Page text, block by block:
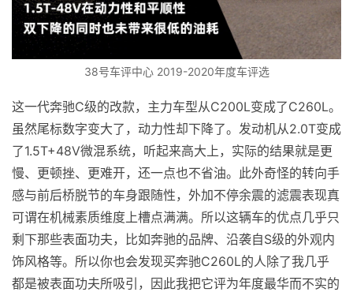
38号车评中心 2019-2020年度车评选
这一代奔驰C级的改款，主力车型从C200L变成了C260L。
虽然尾标数字变大了，动力性却下降了。发动机从2.0T变成
了1.5T+48V微混系统，听起来高大上，实际的结果就是更
慢、更顿挫、更难开，还一点也不省油。此外奇怪的转向手
感与前后桥脱节的车身跟随性，外加不停余震的滤震表现真
可谓在机械素质维度上槽点满满。所以这辆车的优点几乎只
剩下那些表面功夫，比如奔驰的品牌、沿袭自S级的外观内
饰风格等。所以你也会发现买奔驰C260L的人除了我几乎
都是被表面功夫所吸引，因此我把它评为年度最华而不实的